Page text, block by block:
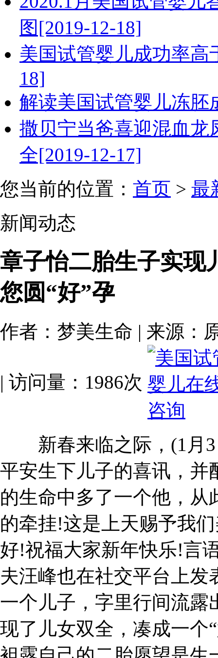
图[2019-12-18]
美国试管婴儿成功率高
18]
解读美国试管婴儿冻胚
撒贝宁当爸喜迎混血龙
全[2019-12-17]
您当前的位置： 首页 > 最
新闻动态
章子怡二胎生子实现
您圆“好”孕
作者：梦美生命 | 来源：
| 访问量：1986次
新春来临之际，(1月3
平安生下儿子的喜讯，并
的生命中多了一个他，
的牵挂!这是上天赐予我
好!祝福大家新年快乐!言
夫汪峰也在社交平台上
一个儿子，字里行间流露
现了儿女双全，凑成一个